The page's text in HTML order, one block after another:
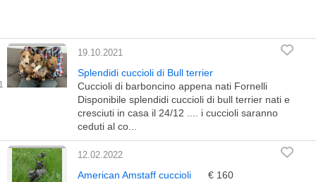
19.10.2021
Splendidi cuccioli di Bull terrier
Cuccioli di barboncino appena nati Fornelli
Disponibile splendidi cuccioli di bull terrier nati e
cresciuti in casa il 24/12 .... i cuccioli saranno
ceduti al co...
12.02.2022
American Amstaff cuccioli
€ 160